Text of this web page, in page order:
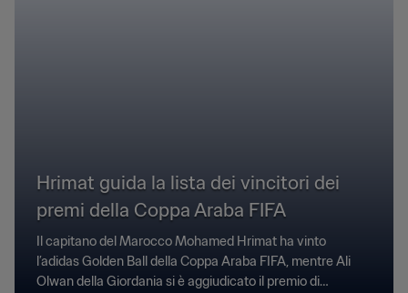
Hrimat guida la lista dei vincitori dei
premi della Coppa Araba FIFA
Il capitano del Marocco Mohamed Hrimat ha vinto
l’adidas Golden Ball della Coppa Araba FIFA, mentre Ali
Olwan della Giordania si è aggiudicato il premio di